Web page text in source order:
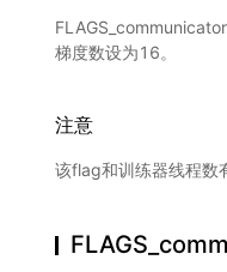
梯度数设为16。
注意
该flag和训练器线程数